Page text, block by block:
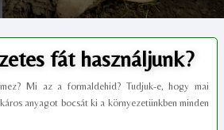
fát használjunk?
Mi az a formaldehid? Tudjuk-e, hogy mai
anyagot bocsát ki a környezetünkben minden